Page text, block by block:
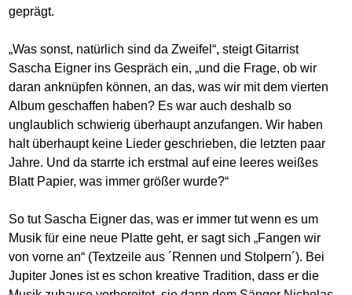
geprägt.
„Was sonst, natürlich sind da Zweifel“, steigt Gitarrist
Sascha Eigner ins Gespräch ein, „und die Frage, ob wir
daran anknüpfen können, an das, was wir mit dem vierten
Album geschaffen haben? Es war auch deshalb so
unglaublich schwierig überhaupt anzufangen. Wir haben
halt überhaupt keine Lieder geschrieben, die letzten paar
Jahre. Und da starrte ich erstmal auf eine leeres weißes
Blatt Papier, was immer größer wurde?“
So tut Sascha Eigner das, was er immer tut wenn es um
Musik für eine neue Platte geht, er sagt sich „Fangen wir
von vorne an“ (Textzeile aus ´Rennen und Stolpern´). Bei
Jupiter Jones ist es schon kreative Tradition, dass er die